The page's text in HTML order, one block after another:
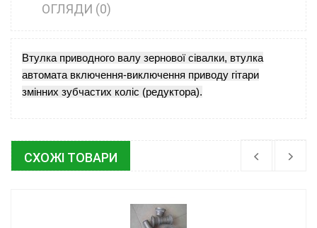
ОГЛЯДИ (0)
Втулка приводного валу зернової сівалки, втулка
автомата включення-виключення приводу гітари
змінних зубчастих коліс (редуктора).
СХОЖІ ТОВАРИ